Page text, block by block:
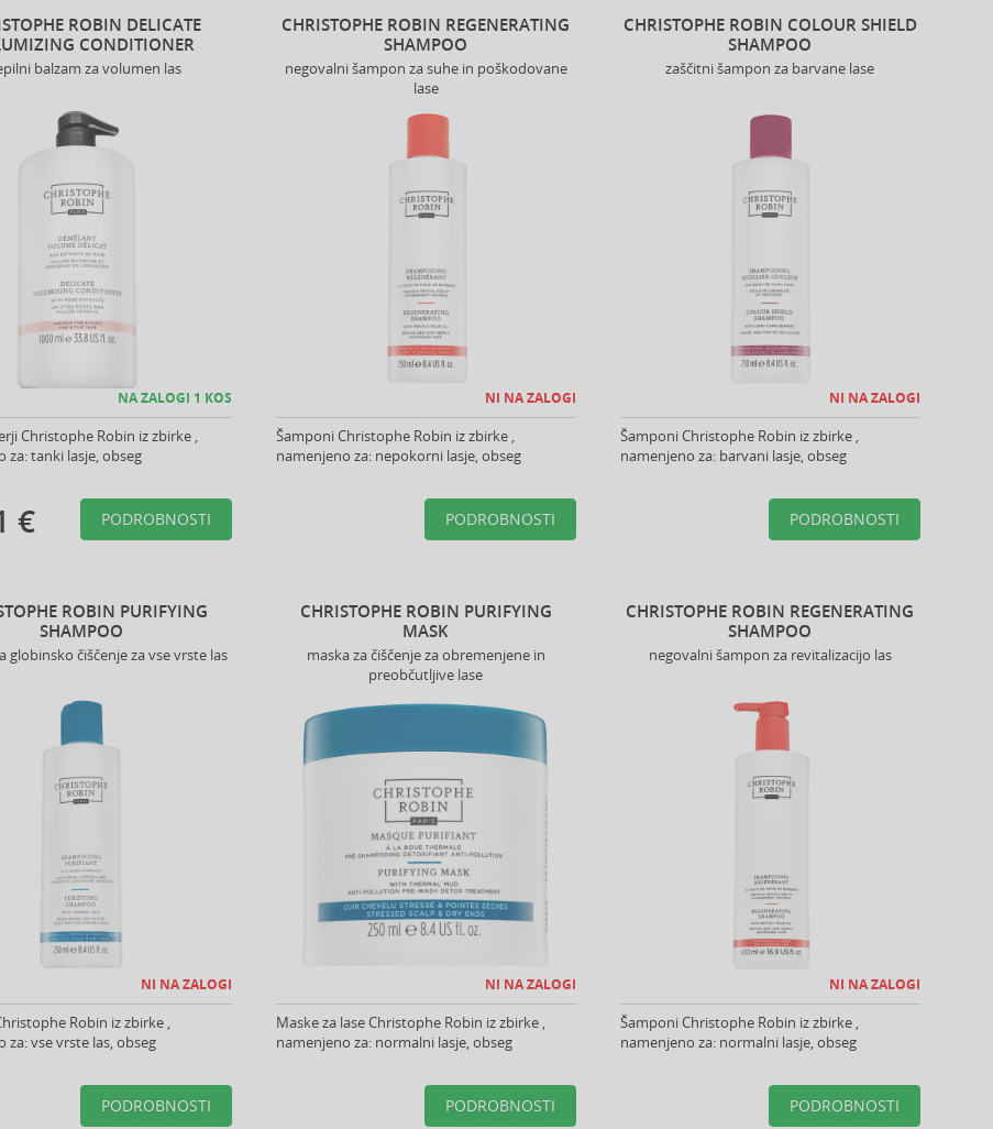
ROBIN DELICATE
CONDITIONER
balzam za volumen las
NA ZALOGI 1 KOS
Christophe Robin iz zbirke ,
za: tanki lasje, obseg
€ PODROBNOSTI
CHRISTOPHE ROBIN REGENERATING
SHAMPOO
negovalni šampon za suhe in poškodovane
lase
NI NA ZALOGI
Šamponi Christophe Robin iz zbirke ,
namenjeno za: nepokorni lasje, obseg
PODROBNOSTI
CHRISTOPHE ROBIN COLOUR SHIELD
SHAMPOO
zaščitni šampon za barvane lase
NI NA ZALOGI
Šamponi Christophe Robin iz zbirke ,
namenjeno za: barvani lasje, obseg
PODROBNOSTI
ROBIN PURIFYING
SHAMPOO
globinsko čiščenje za vse vrste las
NI NA ZALOGI
Robin iz zbirke ,
za: vse vrste las, obseg
PODROBNOSTI
CHRISTOPHE ROBIN PURIFYING
MASK
maska za čiščenje za obremenjene in
preobčutljive lase
NI NA ZALOGI
Maske za lase Christophe Robin iz zbirke ,
namenjeno za: normalni lasje, obseg
PODROBNOSTI
CHRISTOPHE ROBIN REGENERATING
SHAMPOO
negovalni šampon za revitalizacijo las
NI NA ZALOGI
Šamponi Christophe Robin iz zbirke ,
namenjeno za: normalni lasje, obseg
PODROBNOSTI